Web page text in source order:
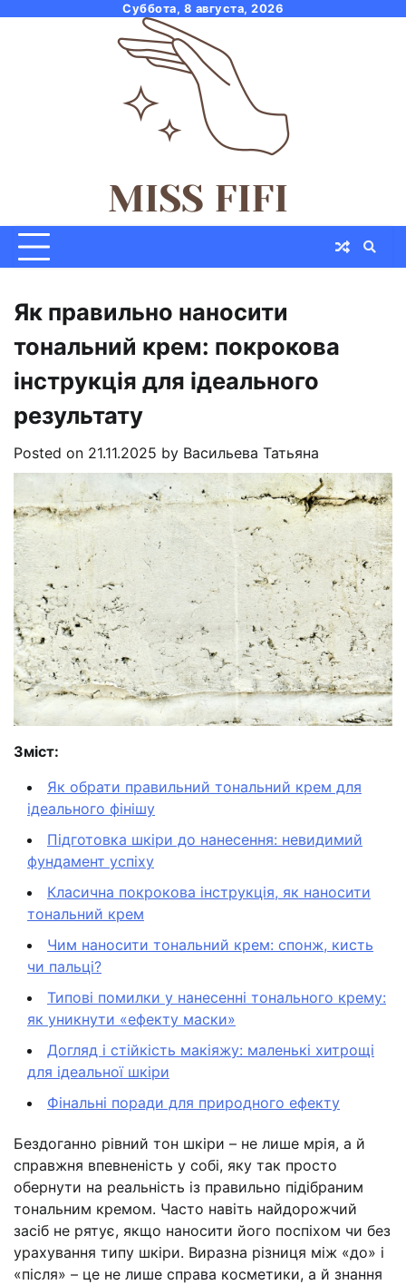
Суббота, 8 августа, 2026
Як правильно наносити
тональний крем: покрокова
інструкція для ідеального
результату
Posted on 21.11.2025 by Васильева Татьяна
Зміст:
Як обрати правильний тональний крем для
ідеального фінішу
Підготовка шкіри до нанесення: невидимий
фундамент успіху
Класична покрокова інструкція, як наносити
тональний крем
Чим наносити тональний крем: спонж, кисть
чи пальці?
Типові помилки у нанесенні тонального крему:
як уникнути «ефекту маски»
Догляд і стійкість макіяжу: маленькі хитрощі
для ідеальної шкіри
Фінальні поради для природного ефекту
Бездоганно рівний тон шкіри – не лише мрія, а й
справжня впевненість у собі, яку так просто
обернути на реальність із правильно підібраним
тональним кремом. Часто навіть найдорожчий
засіб не рятує, якщо наносити його поспіхом чи без
урахування типу шкіри. Виразна різниця між «до» і
«після» – це не лише справа косметики, а й знання